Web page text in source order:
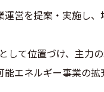
営を提案・実施し
して位置づけ、主力
エネルギー事業の